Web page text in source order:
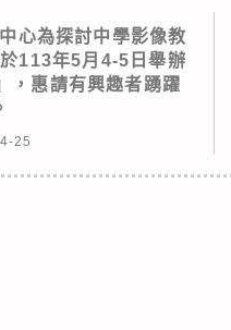
心為探討中學影像教
113年5月4-5日舉辦
，惠請有興趣者踴躍
25